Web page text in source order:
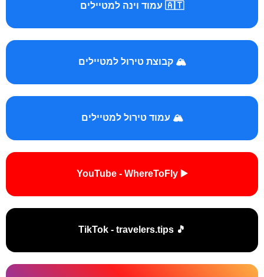
🇦🇹 עמוד וינה למטיילים
🏔️ קבוצת טירול למטיילים
🏔️ עמוד טירול למטיילים
▶️ YouTube - WhereToFly
🎵 TikTok - travelers.tips